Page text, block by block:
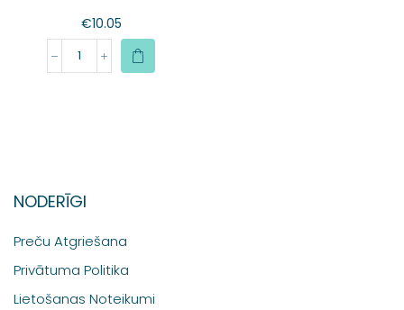
€10.05
NODERĪGI
Preču Atgriešana
Privātuma Politika
Lietošanas Noteikumi